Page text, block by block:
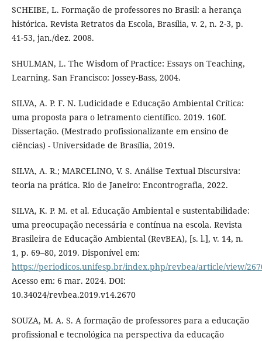
SCHEIBE, L. Formação de professores no Brasil: a herança
histórica. Revista Retratos da Escola, Brasília, v. 2, n. 2-3, p.
41-53, jan./dez. 2008.
SHULMAN, L. The Wisdom of Practice: Essays on Teaching,
Learning. San Francisco: Jossey-Bass, 2004.
SILVA, A. P. F. N. Ludicidade e Educação Ambiental Crítica:
uma proposta para o letramento científico. 2019. 160f.
Dissertação. (Mestrado profissionalizante em ensino de
ciências) - Universidade de Brasília, 2019.
SILVA, A. R.; MARCELINO, V. S. Análise Textual Discursiva:
teoria na prática. Rio de Janeiro: Encontrografia, 2022.
SILVA, K. P. M. et al. Educação Ambiental e sustentabilidade:
uma preocupação necessária e contínua na escola. Revista
Brasileira de Educação Ambiental (RevBEA), [s. l.], v. 14, n.
1, p. 69–80, 2019. Disponível em:
https://periodicos.unifesp.br/index.php/revbea/article/view/
Acesso em: 6 mar. 2024. DOI:
10.34024/revbea.2019.v14.2670
SOUZA, M. A. S. A formação de professores para a educação
profissional e tecnológica na perspectiva da educação